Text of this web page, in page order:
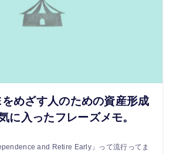
をめざす人のための資産形成
に入ったフレーズメモ。
and Retire Early」って流行ってま